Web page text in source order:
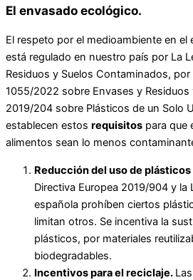
El envasado ecológico.
El respeto por el medioambiente en el
está regulado en nuestro país por La
Residuos y Suelos Contaminados, por
1055/2022 sobre Envases y Residuos
2019/204 sobre Plásticos de un Solo
establecen estos requisitos para que
alimentos sean lo menos
Reducción del uso de plásticos
Directiva Europea 2019/904 y la
española prohíben ciertos
limitan otros. Se incentiva la
plásticos, por materiales
biodegradables.
Incentivos para el reciclaje.